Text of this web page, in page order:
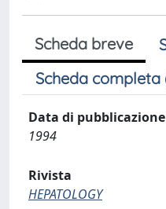
Scheda breve
Scheda completa
Data di pubblicazione
1994
Rivista
HEPATOLOGY